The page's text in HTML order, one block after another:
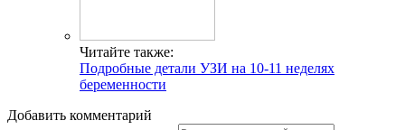
Читайте также:
Подробные детали УЗИ на 10-11 неделях
беременности
Добавить комментарий